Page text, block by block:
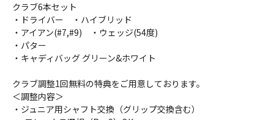
クラブ6本セット
・ドライバー ・ハイブリッド
・アイアン(#7,#9) ・ウェッジ(54度)
・パター
・キャディバッグ グリーン&ホワイト
クラブ調整1回無料の特典をご用意しております。
＜調整内容＞
・ジュニア用シャフト交換（グリップ交換含む）